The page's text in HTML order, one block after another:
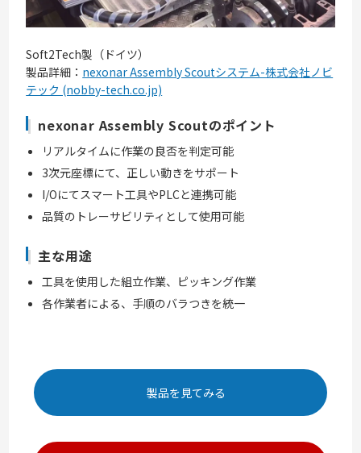
Soft2Tech製（ドイツ）
製品詳細： nexonar Assembly Scoutシステム-株式会社ノビ
テック (nobby-tech.co.jp)
nexonar Assembly Scoutのポイント
リアルタイムに作業の良否を判定可能
3次元座標にて、正しい動きをサポート
I/Oにてスマート工具やPLCと連携可能
品質のトレーサビリティとして使用可能
主な用途
工具を使用した組立作業、ピッキング作業
各作業者による、手順のバラつきを統一
製品を見てみる